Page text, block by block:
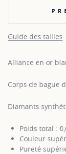
Guide des tailles
Alliance en or
Corps de bague
Diamants
Poids total :
Couleur
Pureté